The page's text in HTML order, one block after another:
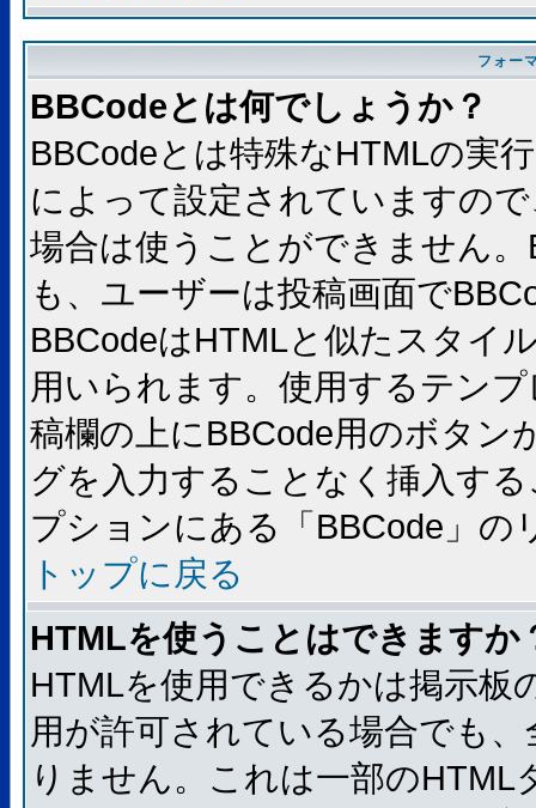
フォー
BBCodeとは何でしょうか？
BBCodeとは特殊なHTMLの実
によって設定されていますの
場合は使うことができません
も、ユーザーは投稿画面で
BBCodeはHTMLと似たスタイ
用いられます。使用するテン
稿欄の上にBBCode用のボタン
グを入力することなく挿入す
プションにある「BBCode」
トップに戻る
HTMLを使うことはできますか
HTMLを使用できるかは掲示板
用が許可されている場合でも
りません。これは一部の